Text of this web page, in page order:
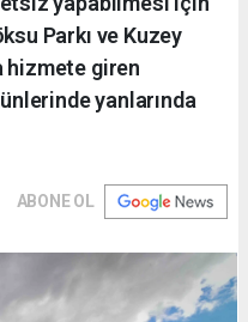
Parkı ve Kuzey
hizmete giren
yanlarında
ABONE OL